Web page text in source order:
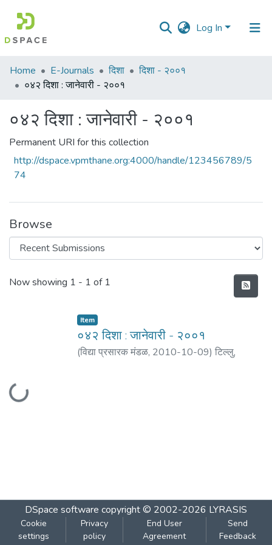
Log In
Communities
&
All of DSpace
Statistics
Home E-Journals दिशा
दिशा - २००१
०४२ दिशा : जानेवारी - २००१
०४२ दिशा : जानेवारी - २००१
Permanent URI for this collection
http://dspace.vpmthane.org:4000/handle/123456789/5
74
Browse
Recent Submissions
Now showing 1 - 1 of 1
Loading...
Item
०४२ दिशा : जानेवारी - २००१
(विद्या प्रसारक मंडळ, 2010-10-09) टिल्लु,
DSpace software copyright © 2002-2026 LYRASIS
Cookie
settings
Privacy
policy
End User
Agreement
Send
Feedback